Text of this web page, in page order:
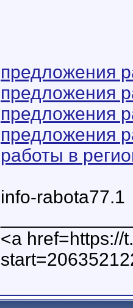
предложения
предложения
предложения
предложения
работы в
info-rabota77.1
<a href=https://